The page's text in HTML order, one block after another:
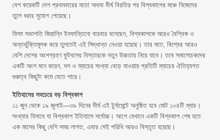
বেশ কয়েকটি দেশ প্রথমবারের মতো অথবা দীর্ঘ বিরতির পর বিশ্বকাপের মঞ্চে নিজেদের
তুলে ধরার সুযোগ পেয়েছে।
ফিফা সভাপতি জিয়ান্নি ইনফান্তিনো বারবার বলেছেন, বিশ্বকাপকে আরও বৈশ্বিক ও
অন্তর্ভুক্তিমূলক করে তুলতেই এই সিদ্ধান্ত নেওয়া হয়েছে। তার মতে, বিশ্বের আরও
বেশি দেশের অংশগ্রহণ ফুটবলের বিস্তারকে নতুন উচ্চতায় নিয়ে যাবে। তবে সমালোচকদের
একটি অংশ মনে করেন, দল ও ম্যাচের সংখ্যা বেড়ে যাওয়ায় প্রতিটি ম্যাচের ঐতিহ্যগত
গুরুত্ব কিছুটা কমে যেতে পারে।
ইতিহাসের সবচেয়ে বড় বিশ্বকাপ
১১ জুন থেকে ১৯ জুলাই—৩৯ দিনের দীর্ঘ এই টুর্নামেন্টে অনুষ্ঠিত হবে মোট ১০৪টি ম্যাচ।
সংখ্যার হিসাবে যা বিশ্বকাপ ইতিহাসে সর্বোচ্চ। আগে যেখানে একটি বিশ্বকাপ শেষ হতে
এক মাসের কিছু বেশি সময় লাগত, এবার সেই পরিধি আরও বিস্তৃত হয়েছে।